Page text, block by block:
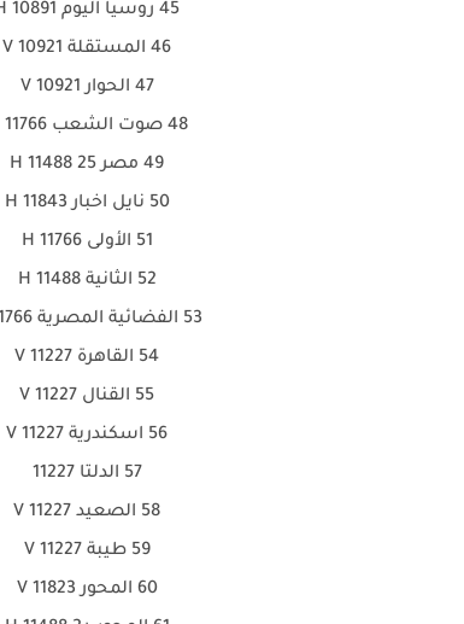
45 روسيا اليوم 10891 H
46 المستقلة 10921 V
47 الحوار 10921 V
48 صوت الشعب 11766 H
49 مصر 25 11488 H
50 نايل اخبار 11843 H
51 الأولى 11766 H
52 الثانية 11488 H
53 الفضائية المصرية 11766 H
54 القاهرة 11227 V
55 القنال 11227 V
56 اسكندرية 11227 V
57 الدلتا 11227
58 الصعيد 11227 V
59 طيبة 11227 V
60 المحور 11823 V